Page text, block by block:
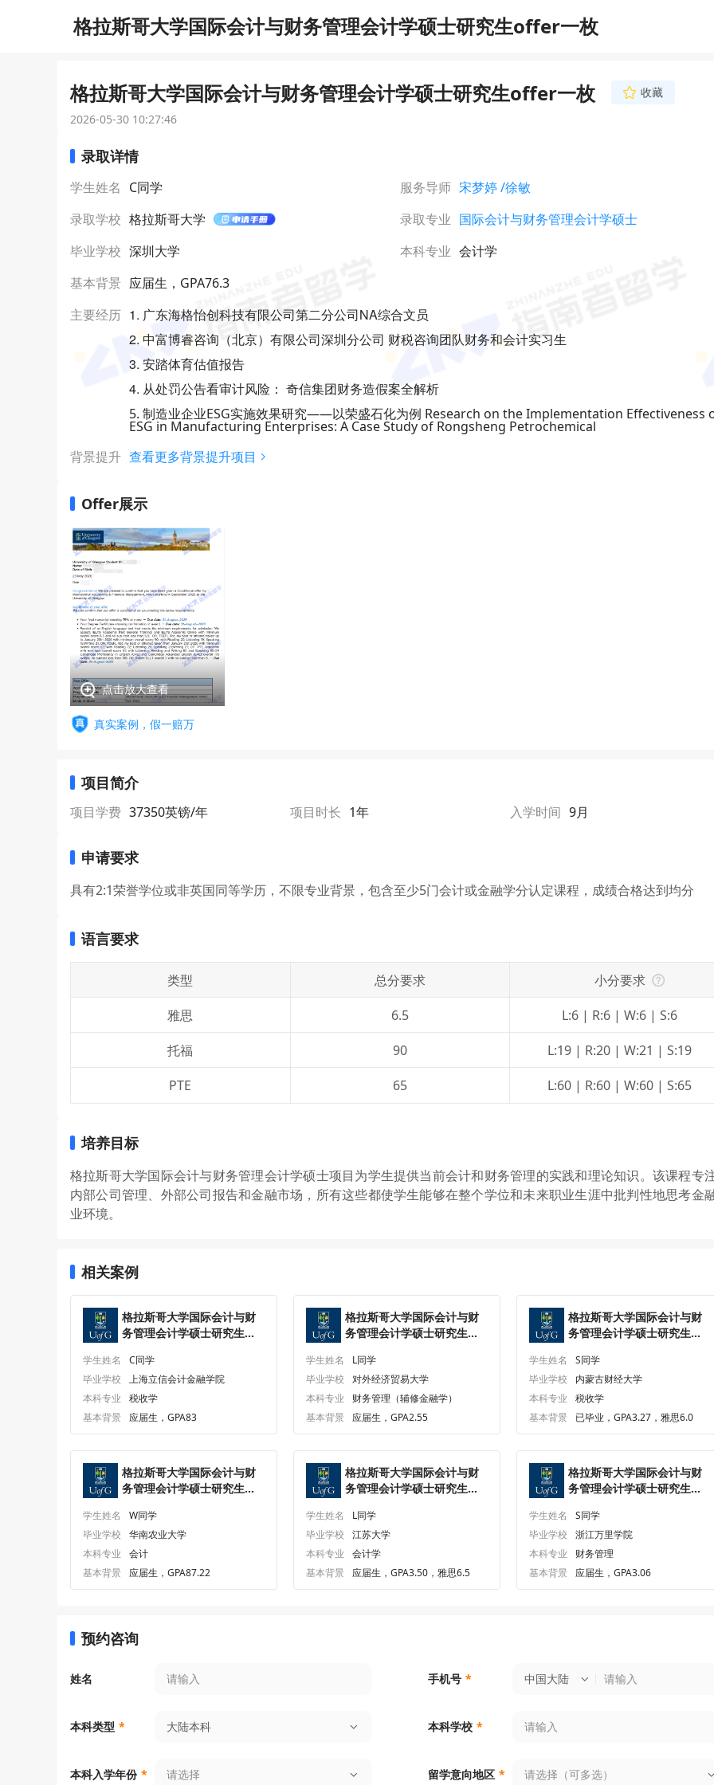
格拉斯哥大学国际会计与财务管理会计学硕士研究生offer一枚
格拉斯哥大学国际会计与财务管理会计学硕士研究生offer一枚
收藏
2026-05-30 10:27:46
录取详情
学生姓名 C同学 服务导师 宋梦婷/徐敏
录取学校 格拉斯哥大学 录取专业 国际会计与财务管理会计学硕士
毕业学校 深圳大学 本科专业 会计学
基本背景 应届生，GPA76.3
主要经历 1. 广东海格怡创科技有限公司第二分公司NA综合文员
2. 中富博睿咨询（北京）有限公司深圳分公司 财税咨询团队财务和会计实习生
3. 安踏体育估值报告
4. 从处罚公告看审计风险： 奇信集团财务造假案全解析
5. 制造业企业ESG实施效果研究——以荣盛石化为例 Research on the Implementation Effectiveness
ESG in Manufacturing Enterprises: A Case Study of Rongsheng Petrochemical
背景提升 查看更多背景提升项目
Offer展示
点击放大查看
真实案例，假一赔万
项目简介
项目学费 37350英镑/年 项目时长 1年 入学时间 9月
申请要求
具有2:1荣誉学位或非英国同等学历，不限专业背景，包含至少5门会计或金融学分认定课程，成绩合格达到均分
语言要求
类型 总分要求
小分要求
雅思
6.5
L:6 | R:6 | W:6 | S:6
托福
90 L:19 | R:20 | W:21 | S:19
PTE 65 L:60 | R:60 | W:60 | S:65
培养目标
格拉斯哥大学国际会计与财务管理会计学硕士项目为学生提供当前会计和财务管理的实践和理论知识。该课程专
内部公司管理、外部公司报告和金融市场，所有这些都使学生能够在整个学位和未来职业生涯中批判性地思考金
业环境。
相关案例
格拉斯哥大学国际会计与财
务管理会计学硕士研究生
学生姓名
C同学
毕业学校
上海立信会计金融学院
本科专业
税收学
基本背景
应届生，GPA83
格拉斯哥大学国际会计与财
务管理会计学硕士研究生
学生姓名
L同学
毕业学校
对外经济贸易大学
本科专业
财务管理（辅修金融学）
基本背景
应届生，GPA2.55
格拉斯哥大学国际会计与财
务管理会计学硕士研究生
学生姓名
S同学
毕业学校
内蒙古财经大学
本科专业
税收学
基本背景
已毕业，GPA3.27，雅思6.0
格拉斯哥大学国际会计与财
务管理会计学硕士研究生
学生姓名
W同学
毕业学校
华南农业大学
本科专业
会计
基本背景
应届生，GPA87.22
格拉斯哥大学国际会计与财
务管理会计学硕士研究生
学生姓名
L同学
毕业学校
江苏大学
本科专业
会计学
基本背景
应届生，GPA3.50，雅思6.5
格拉斯哥大学国际会计与财
务管理会计学硕士研究生
学生姓名
S同学
毕业学校
浙江万里学院
本科专业
财务管理
基本背景
应届生，GPA3.06
预约咨询
姓名 手机号 * 中国大陆
本科类型 * 大陆本科 本科学校 *
本科入学年份 * 请选择 留学意向地区 * 请选择（可多选）
中坚持独立判断与思路